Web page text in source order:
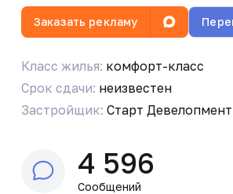
Заказать рекламу
Класс жилья: комфорт-класс
Срок сдачи: неизвестен
Застройщик: Старт Девелопмент
4 596
Сообщений
Илья Исаев
Бот Админ
Уважаемые соседи!
https://max.ru/join/